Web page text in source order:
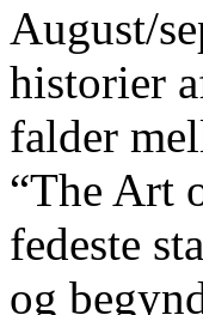
August/
historier
falder
“The Art
fedeste
og